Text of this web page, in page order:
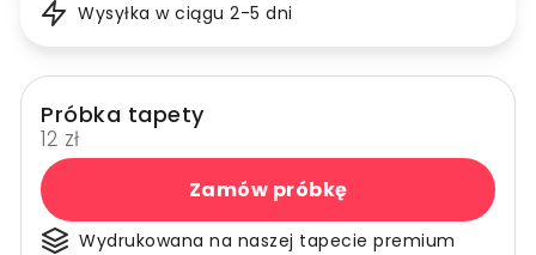
Wysyłka w ciągu 2-5 dni
Próbka tapety
12 zł
Zamów próbkę
Wydrukowana na naszej tapecie premium